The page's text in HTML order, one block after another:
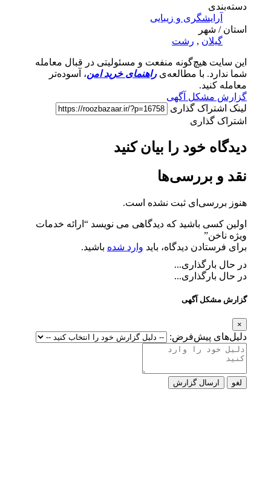
دسته‌بندی
آرایشگری و زیبایی
استان / شهر
گیلان , رشت
این سایت هیچ‌گونه منفعت و مسئولیتی در قبال معامله
شما ندارد. با مطالعه‌یراهنمای خرید امن، آسوده‌تر
معامله کنید.
گزارش مشکل آگهی
لینک اشتراک گذاری
اشتراک گذاری
دیدگاه خود را بیان کنید
نقد و بررسی‌ها
هنوز بررسی‌ای ثبت نشده است.
اولین کسی باشید که دیدگاهی می نویسد “ارائه خدمات
ویژه ناخن”
برای فرستادن دیدگاه، باید وارد شده باشید.
در حال بارگذاری...
در حال بارگذاری...
گزارش مشکل آگهی
×
دلیل‌های پیش‌فرض:
لغو ارسال گزارش